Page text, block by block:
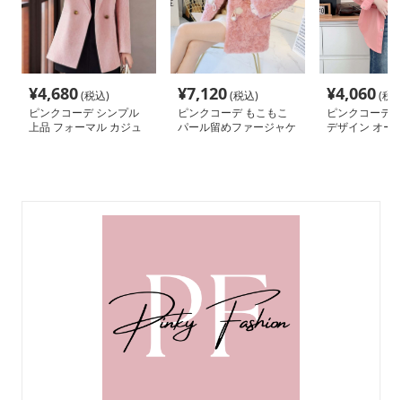
¥4,680(税込)
ピンクコーデ シンプル
上品 フォーマル カジュ
¥7,120(税込)
ピンクコーデ もこもこ
パール留めファージャケ
¥4,060(税
ピンクコーデ
デザイン オー